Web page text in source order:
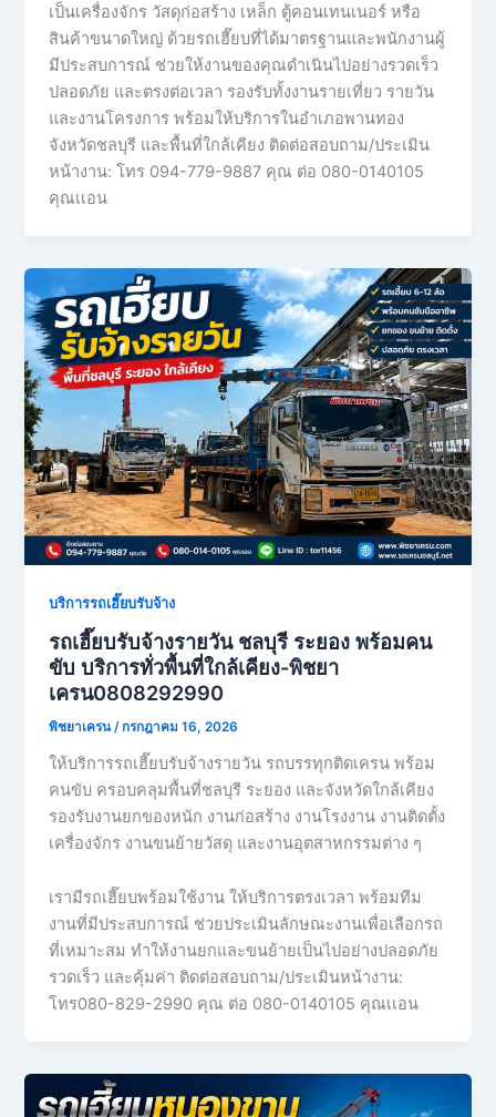
เป็นเครื่องจักร วัสดุก่อสร้าง เหล็ก ตู้คอนเทนเนอร์ หรือ
สินค้าขนาดใหญ่ ด้วยรถเฮี๊ยบที่ได้มาตรฐานและพนักงานผู้
มีประสบการณ์ ช่วยให้งานของคุณดำเนินไปอย่างรวดเร็ว
ปลอดภัย และตรงต่อเวลา รองรับทั้งงานรายเที่ยว รายวัน
และงานโครงการ พร้อมให้บริการในอำเภอพานทอง
จังหวัดชลบุรี และพื้นที่ใกล้เคียง ติดต่อสอบถาม/ประเมิน
หน้างาน: โทร 094-779-9887 คุณ ต่อ 080-0140105
คุณเเอน
บริการรถเฮี๊ยบรับจ้าง
รถเฮี๊ยบรับจ้างรายวัน ชลบุรี ระยอง พร้อมคน
ขับ บริการทั่วพื้นที่ใกล้เคียง-พิชยา
เครน0808292990
พิชยาเครน/กรกฎาคม 16, 2026
ให้บริการรถเฮี๊ยบรับจ้างรายวัน รถบรรทุกติดเครน พร้อม
คนขับ ครอบคลุมพื้นที่ชลบุรี ระยอง และจังหวัดใกล้เคียง
รองรับงานยกของหนัก งานก่อสร้าง งานโรงงาน งานติดตั้ง
เครื่องจักร งานขนย้ายวัสดุ และงานอุตสาหกรรมต่าง ๆ
เรามีรถเฮี๊ยบพร้อมใช้งาน ให้บริการตรงเวลา พร้อมทีม
งานที่มีประสบการณ์ ช่วยประเมินลักษณะงานเพื่อเลือกรถ
ที่เหมาะสม ทำให้งานยกและขนย้ายเป็นไปอย่างปลอดภัย
รวดเร็ว และคุ้มค่า ติดต่อสอบถาม/ประเมินหน้างาน:
โทร080-829-2990 คุณ ต่อ 080-0140105 คุณเเอน